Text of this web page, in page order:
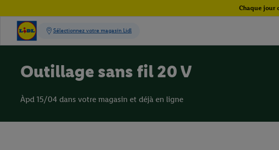
Chaque jour
Outillage sans fil 20 V
Àpd 15/04 dans votre magasin et déjà en ligne